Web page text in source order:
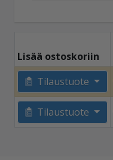
Lisää ostoskoriin
Tilaustuote
Tilaustuote